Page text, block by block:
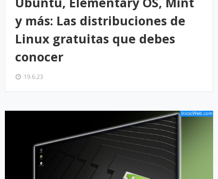
y más: Las distribuciones de
Linux gratuitas que debes
conocer
19.6.23